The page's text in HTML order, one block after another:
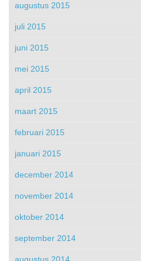
augustus 2015
juli 2015
juni 2015
mei 2015
april 2015
maart 2015
februari 2015
januari 2015
december 2014
november 2014
oktober 2014
september 2014